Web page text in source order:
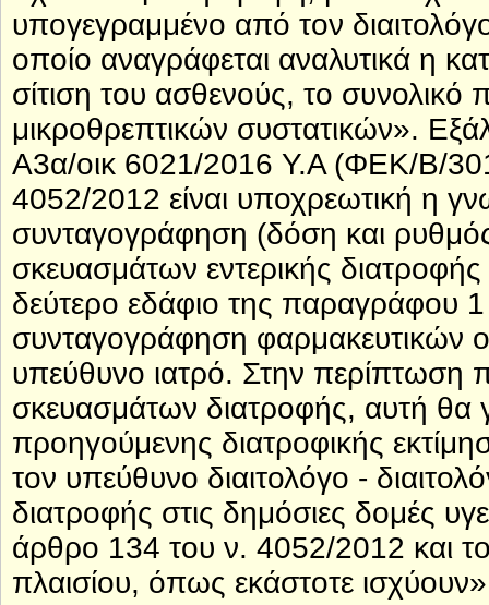
υπογεγραμμένο από τον
οποίο αναγράφεται αναλυτικά η
σίτιση του ασθενούς, το
μικροθρεπτικών συστατικών».
Α3α/οικ 6021/2016 Υ.Α (ΦΕΚ/Β/
4052/2012 είναι υποχρεωτική η
συνταγογράφηση (δόση και
σκευασμάτων εντερικής
δεύτερο εδάφιο της παραγράφου
συνταγογράφηση φαρμακευτικών
υπεύθυνο ιατρό. Στην περίπτωση
σκευασμάτων διατροφής, αυτή θα
προηγούμενης διατροφικής
τον υπεύθυνο διαιτολόγο -
διατροφής στις δημόσιες δομές
άρθρο 134 του ν. 4052/2012 και
πλαισίου, όπως εκάστοτε